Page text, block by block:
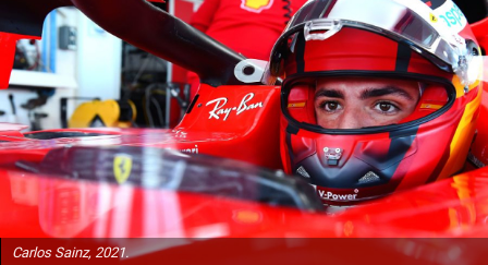
Carlos Sainz, 2021.